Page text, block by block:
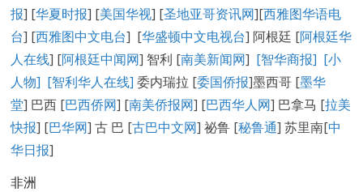
报] [华夏时报] [美国华视] [圣地亚哥资讯网][西雅图华语电
台] [西雅图中文电台] [华盛顿中文电视台] 阿根廷 [阿根廷华
人在线] [阿根廷中闻网] 智利 [南美新闻网] [智华商报] [小
人物] [智利华人在线] 委内瑞拉 [委国侨报]墨西哥 [墨华
堂] 巴西 [巴西侨网] [南美侨报网] [巴西华人网] 巴拿马 [拉美
快报] [巴华网] 古 巴 [古巴中文网] 祕鲁 [秘鲁通] 苏里南[中
华日报]
非洲